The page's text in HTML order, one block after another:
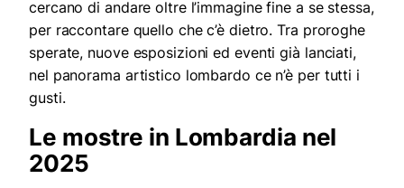
cercano di andare oltre l’immagine fine a se stessa,
per raccontare quello che c’è dietro. Tra proroghe
sperate, nuove esposizioni ed eventi già lanciati,
nel panorama artistico lombardo ce n’è per tutti i
gusti.
Le mostre in Lombardia nel
2025